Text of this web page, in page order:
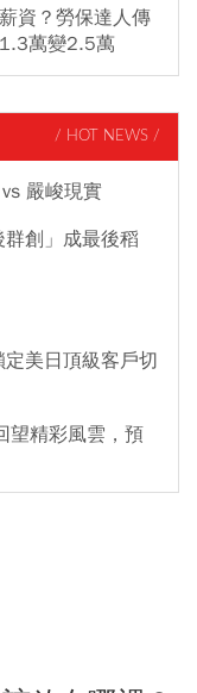
資？勞保達人傳
萬變2.5萬
/ HOT NEWS /
嚴峻現實
創」成最後稻
美日頂級客戶切
望精彩風雲，預